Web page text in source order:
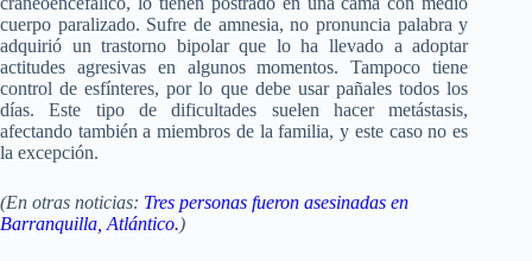
cuerpo paralizado. Sufre de amnesia, no pronuncia palabra y
adquirió un trastorno bipolar que lo ha llevado a adoptar
actitudes agresivas en algunos momentos. Tampoco tiene
control de esfínteres, por lo que debe usar pañales todos los
días. Este tipo de dificultades suelen hacer metástasis,
afectando también a miembros de la familia, y este caso no es
la excepción.
(En otras noticias: Tres personas fueron asesinadas en
Barranquilla, Atlántico.)